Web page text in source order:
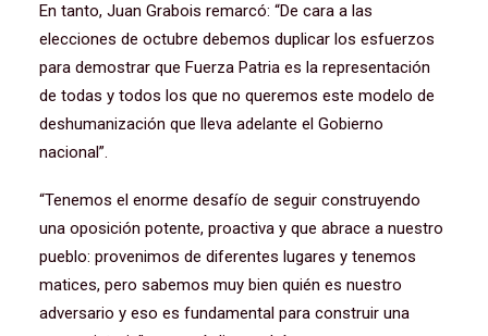
En tanto, Juan Grabois remarcó: “De cara a las
elecciones de octubre debemos duplicar los esfuerzos
para demostrar que Fuerza Patria es la representación
de todas y todos los que no queremos este modelo de
deshumanización que lleva adelante el Gobierno
nacional”.
“Tenemos el enorme desafío de seguir construyendo
una oposición potente, proactiva y que abrace a nuestro
pueblo: provenimos de diferentes lugares y tenemos
matices, pero sabemos muy bien quién es nuestro
adversario y eso es fundamental para construir una